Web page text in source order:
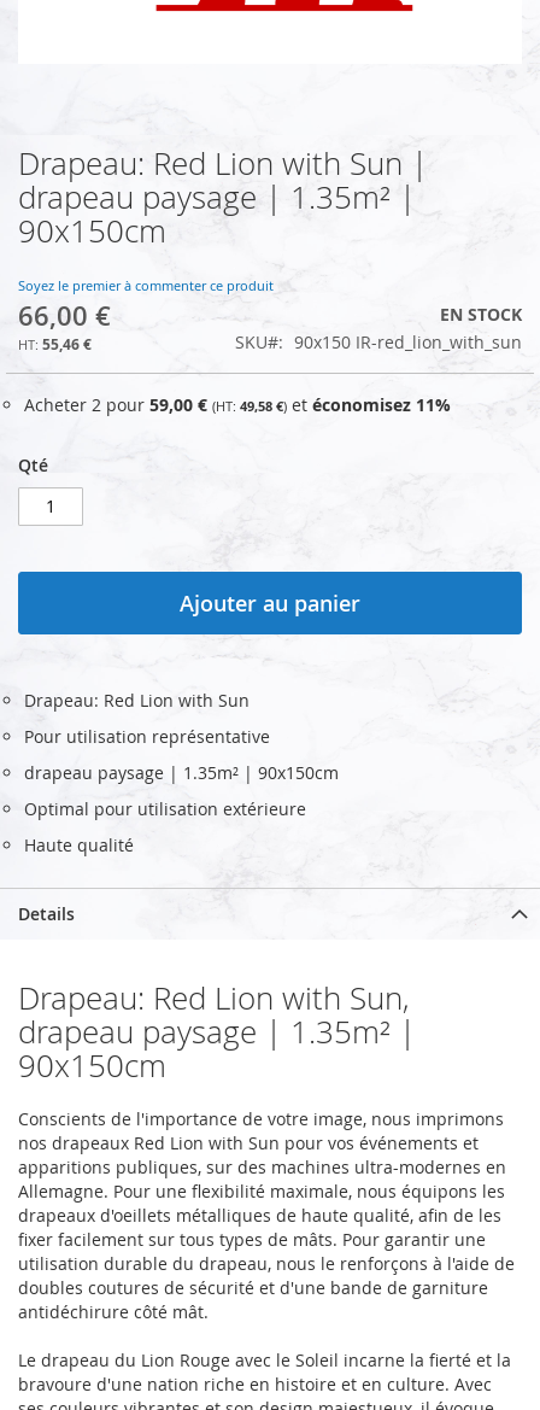
Skip
to
the
beginning
the
images
gallery
Drapeau: Red Lion with Sun |
drapeau paysage | 1.35m² |
90x150cm
Soyez le premier à commenter ce produit
66,00 €
55,46 €
EN STOCK
SKU
90x150 IR-red_lion_with_sun
Acheter 2 pour 59,00 € 49,58 € et économisez 11%
Qté
Ajouter au panier
Drapeau: Red Lion with Sun
Pour utilisation représentative
drapeau paysage | 1.35m² | 90x150cm
Optimal pour utilisation extérieure
Haute qualité
Details
Drapeau: Red Lion with Sun,
drapeau paysage | 1.35m² |
90x150cm
Conscients de l'importance de votre image, nous imprimons
nos drapeaux Red Lion with Sun pour vos événements et
apparitions publiques, sur des machines ultra-modernes en
Allemagne. Pour une flexibilité maximale, nous équipons les
drapeaux d'oeillets métalliques de haute qualité, afin de les
fixer facilement sur tous types de mâts. Pour garantir une
utilisation durable du drapeau, nous le renforçons à l'aide de
doubles coutures de sécurité et d'une bande de garniture
antidéchirure côté mât.
Le drapeau du Lion Rouge avec le Soleil incarne la fierté et la
bravoure d'une nation riche en histoire et en culture. Avec